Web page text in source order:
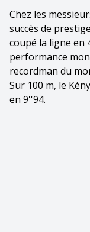
Chez les
succès de
coupé la ligne en
performance
recordman du
Sur 100 m, le
en 9''94.